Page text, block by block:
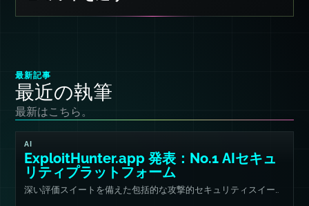
最新記事
最近の執筆
最新はこちら。
AI
ExploitHunter.app 発表：No.1 AIセキュ
リティプラットフォーム
深い評価スイートを備えた包括的な攻撃的セキュリティスイー